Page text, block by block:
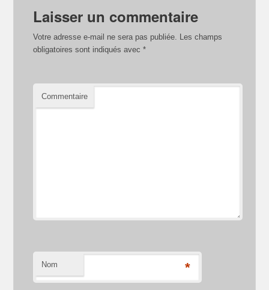
Laisser un commentaire
Votre adresse e-mail ne sera pas publiée.
Les champs
obligatoires sont indiqués avec*
Commentaire
Nom *